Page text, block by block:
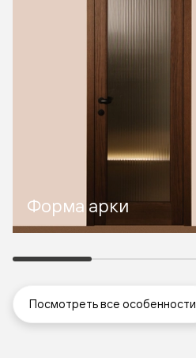
Форма арки
Посмотреть все особенности